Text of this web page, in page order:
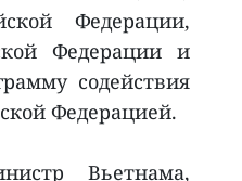
Федерации,
Федерации и
содействия
Федерацией.
Вьетнама,